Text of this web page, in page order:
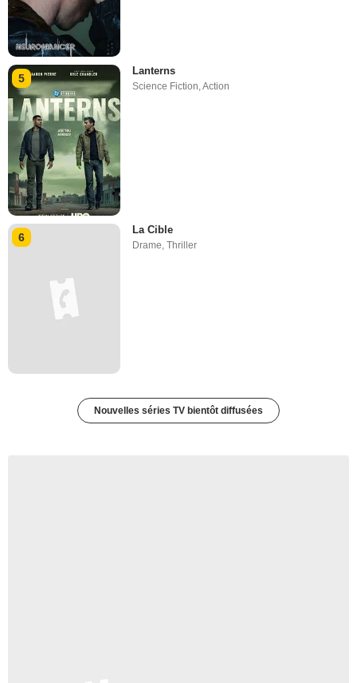
5
Lanterns
Science Fiction,Action
6
La Cible
Drame ,Thriller
Nouvelles séries TV bientôt diffusées